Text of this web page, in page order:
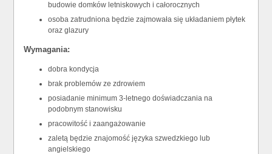
budowie domków letniskowych i całorocznych
osoba zatrudniona będzie zajmowała się układaniem płytek
oraz glazury
Wymagania:
dobra kondycja
brak problemów ze zdrowiem
posiadanie minimum 3-letnego doświadczania na
podobnym stanowisku
pracowitość i zaangażowanie
zaletą będzie znajomość języka szwedzkiego lub
angielskiego